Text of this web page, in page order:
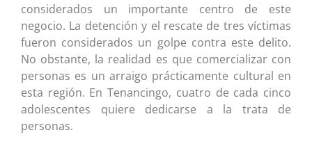
considerados un importante centro de este
negocio. La detención y el rescate de tres víctimas
fueron considerados un golpe contra este delito.
No obstante, la realidad es que comercializar con
personas es un arraigo prácticamente cultural en
esta región. En Tenancingo, cuatro de cada cinco
adolescentes quiere dedicarse a la trata de
personas.